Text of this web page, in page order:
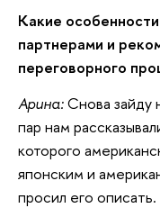
Какие
партнерами и
переговорного
Арина:Снова зайду
пар нам
которого
японским и
просил его